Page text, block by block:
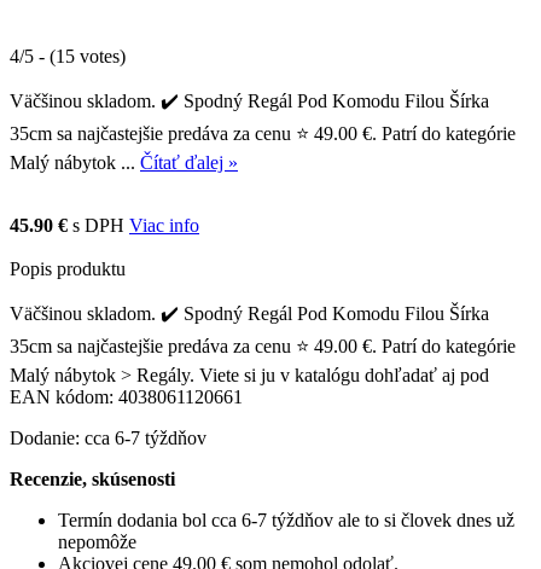
4/5 - (15 votes)
Väčšinou skladom. ✔️ Spodný Regál Pod Komodu Filou Šírka
35cm sa najčastejšie predáva za cenu ⭐ 49.00 €. Patrí do kategórie
Malý nábytok ... Čítať ďalej »
45.90 € s DPH Viac info
Popis produktu
Väčšinou skladom. ✔️ Spodný Regál Pod Komodu Filou Šírka
35cm sa najčastejšie predáva za cenu ⭐ 49.00 €. Patrí do kategórie
Malý nábytok > Regály. Viete si ju v katalógu dohľadať aj pod
EAN kódom: 4038061120661
Dodanie: cca 6-7 týždňov
Recenzie, skúsenosti
Termín dodania bol cca 6-7 týždňov ale to si človek dnes už
nepomôže
Akciovej cene 49.00 € som nemohol odolať.